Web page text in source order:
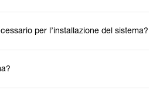
per l’installazione del sistema?